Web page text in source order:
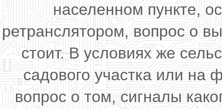
населенном пункте,
ретранслятором, вопрос о
стоит. В условиях же
садового участка или на
вопрос о том, сигналы